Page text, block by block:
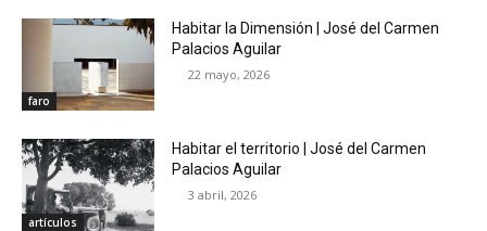
faro
Habitar la Dimensión | José del Carmen
Palacios Aguilar
22 mayo, 2026
artículos
Habitar el territorio | José del Carmen
Palacios Aguilar
3 abril, 2026